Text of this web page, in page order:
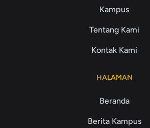
Kampus
Tentang Kami
Kontak Kami
HALAMAN
Beranda
Berita Kampus